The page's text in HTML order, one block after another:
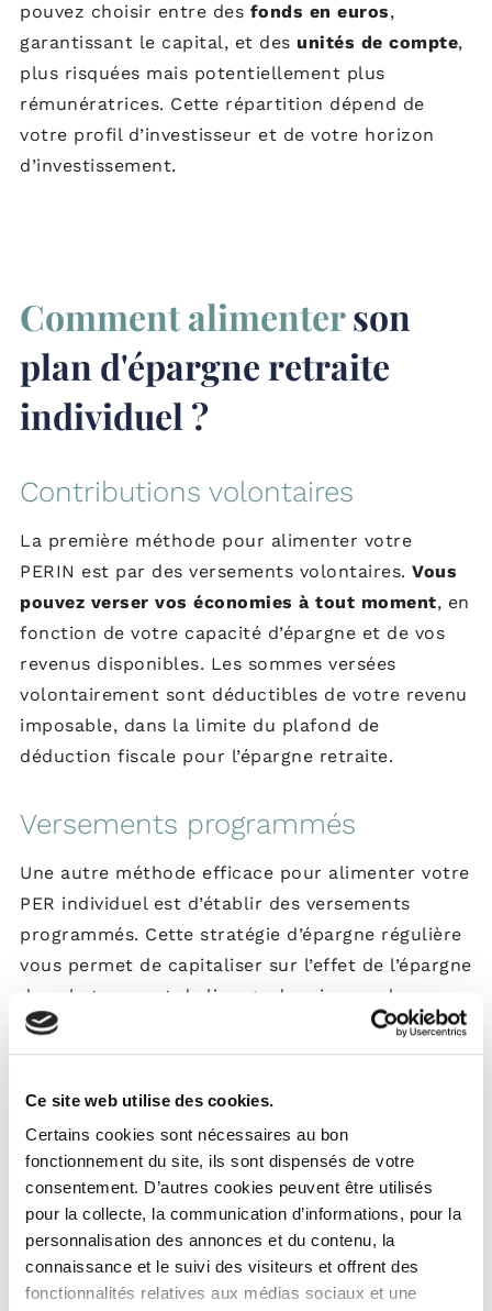
Ce site web utilise des cookies.
Certains cookies sont nécessaires au bon
fonctionnement du site, ils sont dispensés de votre
consentement. D’autres cookies peuvent être utilisés
pour la collecte, la communication d’informations, pour la
personnalisation des annonces et du contenu, la
connaissance et le suivi des visiteurs et offrent des
fonctionnalités relatives aux médias sociaux et une
pouvez choisir entre des fonds en euros,
garantissant le capital, et des unités de compte,
plus risquées mais potentiellement plus
rémunératrices. Cette répartition dépend de
votre profil d’investisseur et de votre horizon
d’investissement.
Comment alimenterson
plan d'épargne retraite
individuel ?
Contributions volontaires
La première méthode pour alimenter votre
PERIN est par des versements volontaires. Vous
pouvez verser vos économies à tout moment, en
fonction de votre capacité d’épargne et de vos
revenus disponibles. Les sommes versées
volontairement sont déductibles de votre revenu
imposable, dans la limite du plafond de
déduction fiscale pour l’épargne retraite.
Versements programmés
Une autre méthode efficace pour alimenter votre
PER individuel est d’établir des versements
programmés. Cette stratégie d’épargne régulière
vous permet de capitaliser sur l’effet de l’épargne
dans le temps et de lissage des risques de
marché.
Vous pouvez choisir le montant et la
fréquence de ces versementsen fonction de vos
Transferts d'autres produits
d'épargne retraite
Enfin, vous pouvez également alimenter votre
PERIN en transférant des sommes provenant